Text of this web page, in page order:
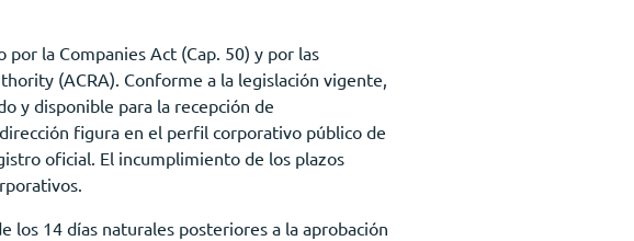
la Companies Act (Cap. 50) y por las
(ACRA). Conforme a la legislación vigente,
y disponible para la recepción de
figura en el perfil corporativo público de
oficial. El incumplimiento de los plazos
14 días naturales posteriores a la aprobación